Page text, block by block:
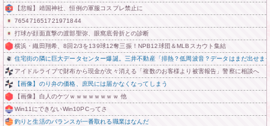
【悲報】靖国神社、恒例の軍服コスプレ禁止に
765471651721971844
打球が顔面直撃の渡部聖弥、眼窩底骨折との診断
横浜・織田翔希、8回2/3を139球12奪三振！NPB12球団＆MLBスカウト集結
住宅街の隣に巨大データセンター爆誕。三井不動産「排熱？低周波音？データはまだ出せま
アイドルライブで財布から現金が次々消える「複数のお客様より被害報告」警察に相談へ
【画像】のり弁の価格、庶民には届かなくなってしまう
【画像】白人のケツｗｗｗｗｗｗｗｗ 他
Win11にできないWin10PCってさ
釣りと生活のバランスが一番取れる職業はなんだ